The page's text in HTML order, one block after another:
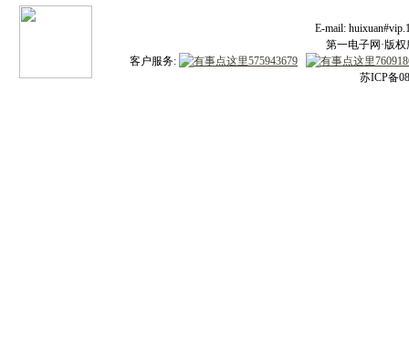
E-mail:
第一电子网·版权
客户服务:
苏ICP备